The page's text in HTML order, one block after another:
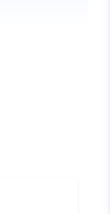
47c5-8fe1-